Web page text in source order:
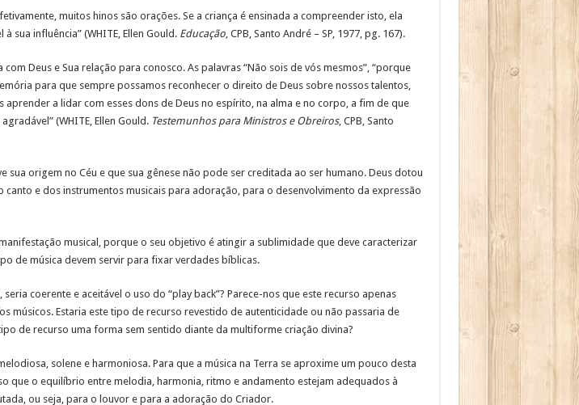
muitos hinos são orações. Se a criança é ensinada a compreender isto, ela
sua influência” (WHITE, Ellen Gould. Educação, CPB, Santo André – SP, 1977, pg. 167).
Deus e Sua relação para conosco. As palavras “Não sois de vós mesmos”, “porque
para que sempre possamos reconhecer o direito de Deus sobre nossos talentos,
a lidar com esses dons de Deus no espírito, na alma e no corpo, a fim de que
(WHITE, Ellen Gould. Testemunhos para Ministros e Obreiros, CPB, Santo
sua origem no Céu e que sua gênese não pode ser creditada ao ser humano. Deus dotou
e dos instrumentos musicais para adoração, para o desenvolvimento da expressão
musical, porque o seu objetivo é atingir a sublimidade que deve caracterizar
de música devem servir para fixar verdades bíblicas.
coerente e aceitável o uso do “play back”? Parece-nos que este recurso apenas
músicos. Estaria este tipo de recurso revestido de autenticidade ou não passaria de
de recurso uma forma sem sentido diante da multiforme criação divina?
solene e harmoniosa. Para que a música na Terra se aproxime um pouco desta
que o equilíbrio entre melodia, harmonia, ritmo e andamento estejam adequados à
ou seja, para o louvor e para a adoração do Criador.